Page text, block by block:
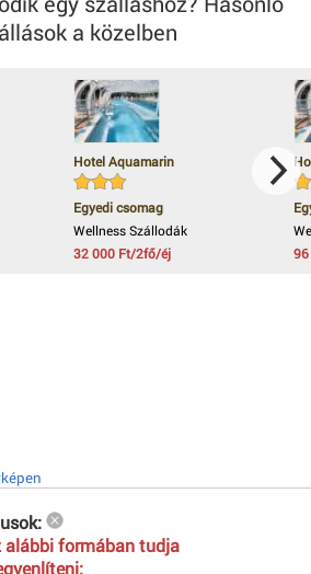
a közelben
Hotel Aquamarin
Egyedi csomag
Wellness Szállodák
32 000 Ft/2fő/éj
alábbi formában tudja